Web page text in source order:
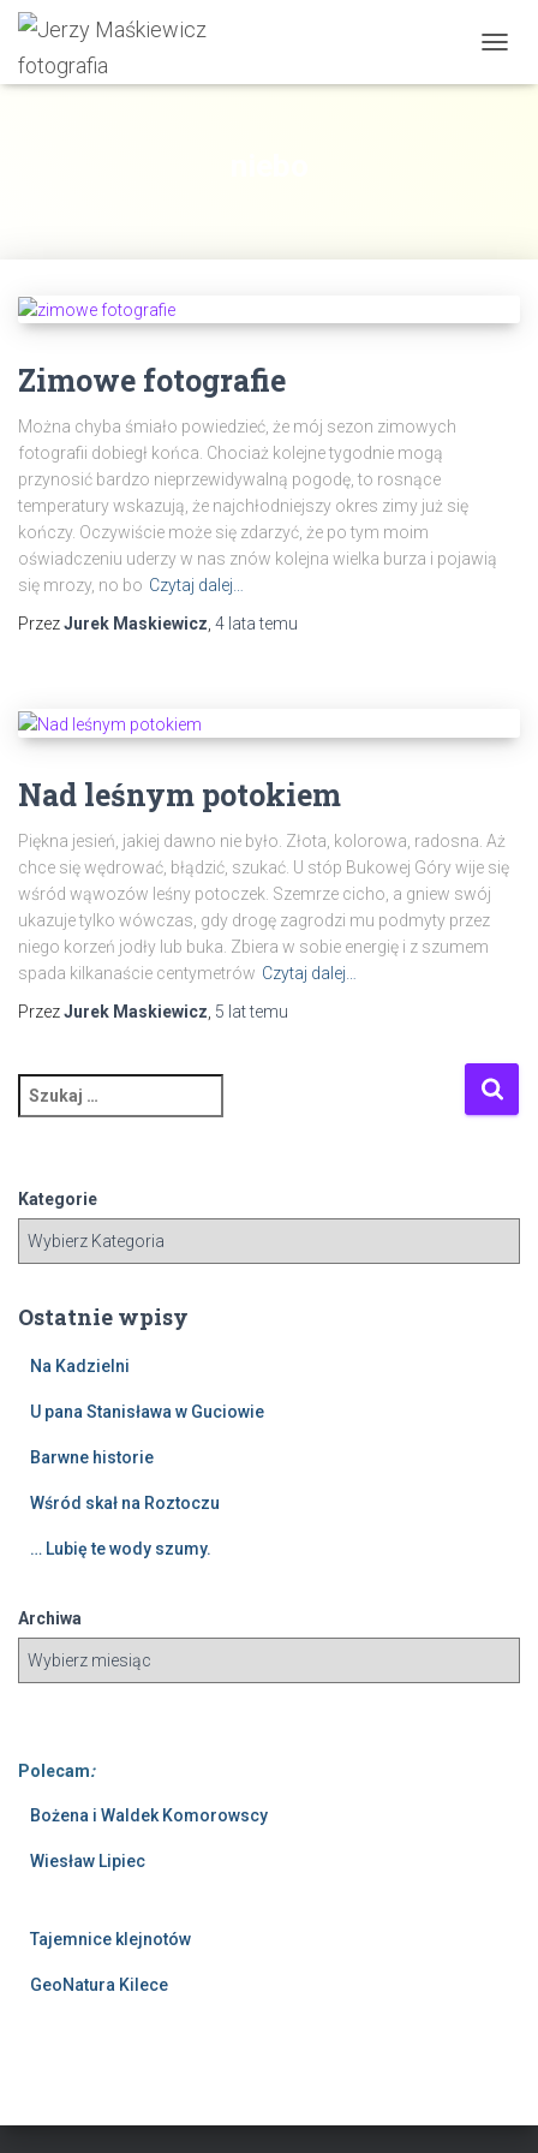
Zimowe fotografie
Można chyba śmiało powiedzieć, że mój sezon zimowych
fotografii dobiegł końca. Chociaż kolejne tygodnie mogą
przynosić bardzo nieprzewidywalną pogodę, to rosnące
temperatury wskazują, że najchłodniejszy okres zimy już się
kończy. Oczywiście może się zdarzyć, że po tym moim
oświadczeniu uderzy w nas znów kolejna wielka burza i pojawią
się mrozy, no bo Czytaj dalej…
PrzezJurek Maskiewicz, 4 latatemu
Nad leśnym potokiem
Piękna jesień, jakiej dawno nie było. Złota, kolorowa, radosna. Aż
chce się wędrować, błądzić, szukać. U stóp Bukowej Góry wije się
wśród wąwozów leśny potoczek. Szemrze cicho, a gniew swój
ukazuje tylko wówczas, gdy drogę zagrodzi mu podmyty przez
niego korzeń jodły lub buka. Zbiera w sobie energię i z szumem
spada kilkanaście centymetrów Czytaj dalej…
PrzezJurek Maskiewicz 5 lattemu
z
a
j
Kategorie
Ostatnie wpisy
Na Kadzielni
U pana Stanisława w Guciowie
Barwne historie
Wśród skał na Roztoczu
… Lubię te wody szumy.
Archiwa
Polecam:
Bożena i Waldek Komorowscy
Wiesław Lipiec
Tajemnice klejnotów
GeoNatura Kilece